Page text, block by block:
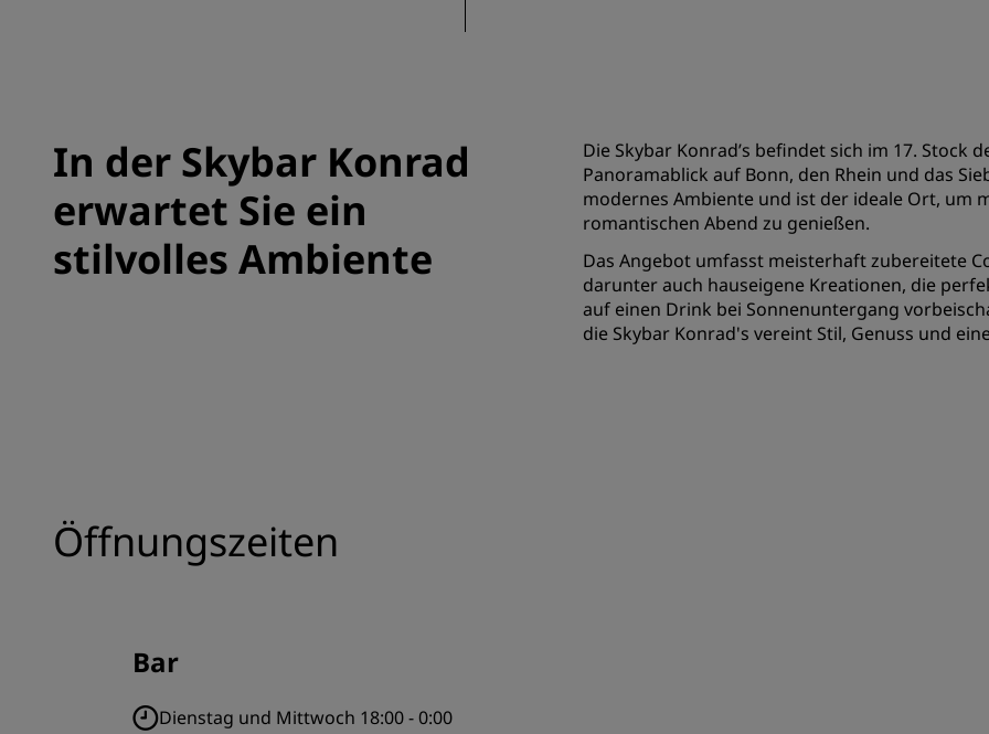
In der Skybar Konrad
erwartet Sie ein
stilvolles Ambiente
Die Skybar Konrad’s befindet sich im 17.
Panoramablick auf Bonn, den Rhein und das
modernes Ambiente und ist der ideale Ort, um
romantischen Abend zu genießen.
Das Angebot umfasst meisterhaft zubereitete
darunter auch hauseigene Kreationen, die
auf einen Drink bei Sonnenuntergang
die Skybar Konrad's vereint Stil, Genuss und
Öffnungszeiten
Bar
Dienstag und Mittwoch 18:00 - 0:00